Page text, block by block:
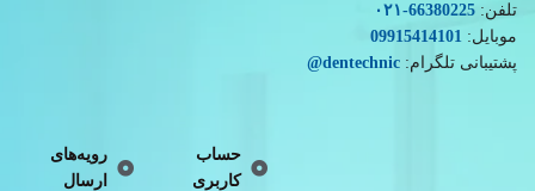
تلفن: 66380225-۰۲۱
موبایل: 09915414101
پشتیبانی تلگرام: dentechnic
@
حساب
کاربری
رویه‌های
ارسال